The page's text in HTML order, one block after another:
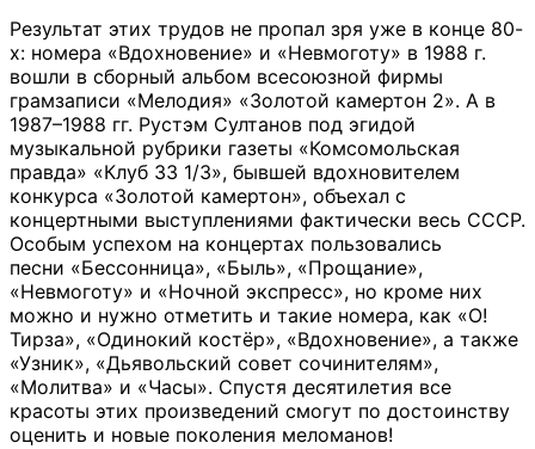
Результат этих трудов не пропал зря уже в конце 80-
х: номера «Вдохновение» и «Невмоготу» в 1988 г.
вошли в сборный альбом всесоюзной фирмы
грамзаписи «Мелодия» «Золотой камертон 2». А в
1987–1988 гг. Рустэм Султанов под эгидой
музыкальной рубрики газеты «Комсомольская
правда» «Клуб 33 1/3», бывшей вдохновителем
конкурса «Золотой камертон», объехал с
концертными выступлениями фактически весь СССР.
Особым успехом на концертах пользовались
песни «Бессонница», «Быль», «Прощание»,
«Невмоготу» и «Ночной экспресс», но кроме них
можно и нужно отметить и такие номера, как «О!
Тирза», «Одинокий костёр», «Вдохновение», а также
«Узник», «Дьявольский совет сочинителям»,
«Молитва» и «Часы». Спустя десятилетия все
красоты этих произведений смогут по достоинству
оценить и новые поколения меломанов!